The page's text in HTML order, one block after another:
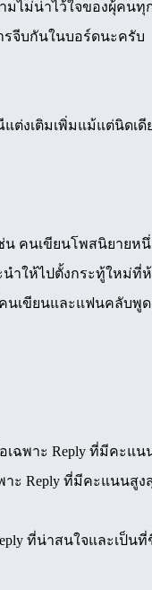
ไม่น่าไว้ใจของผุ้คนทุ
รจีบกันในบอร์ดนะครับ
ต่งเติมเพิ่มแม้แต่นิดเดี
คนเขียนโพสนิยายหนึ่
ำให้ไปตั้งกระทู้ใหม่ที่
นเขียนและแฟนคลับพู
ฉพาะ Reply ที่มีคะแน
าะ Reply ที่มีคะแนนสู
ที่น่าสนใจและเป็นที่